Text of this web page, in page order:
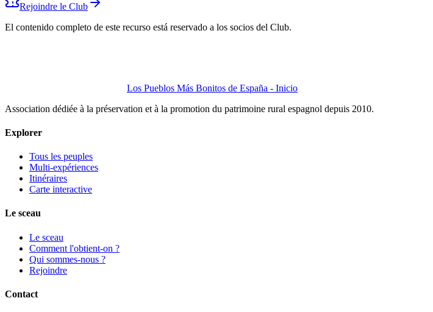
Rejoindre le Club
El contenido completo de este recurso está reservado a los socios del Club.
Los Pueblos Más Bonitos de España - Inicio
Association dédiée à la préservation et à la promotion du patrimoine rural espagnol depuis 2010.
Explorer
Tous les peuples
Multi-expériences
Itinéraires
Carte interactive
Le sceau
Le sceau
Comment l'obtient-on ?
Qui sommes-nous ?
Rejoindre
Contact